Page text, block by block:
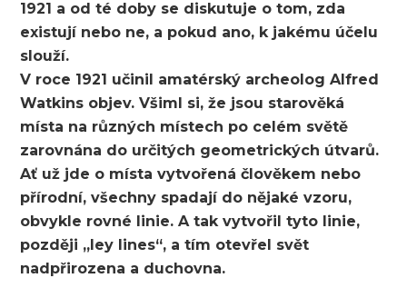
1921 a od té doby se diskutuje o tom, zda
existují nebo ne, a pokud ano, k jakému účelu
slouží.
V roce 1921 učinil amatérský archeolog Alfred
Watkins objev. Všiml si, že jsou starověká
místa na různých místech po celém světě
zarovnána do určitých geometrických útvarů.
Ať už jde o místa vytvořená člověkem nebo
přírodní, všechny spadají do nějaké vzoru,
obvykle rovné linie. A tak vytvořil tyto linie,
později „ley lines“, a tím otevřel svět
nadpřirozena a duchovna.